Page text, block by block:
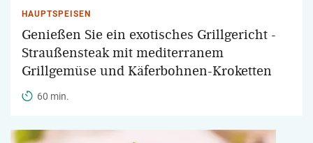
HAUPTSPEISEN
Genießen Sie ein exotisches Grillgericht -
Straußensteak mit mediterranem
Grillgemüse und Käferbohnen-Kroketten
60 min.